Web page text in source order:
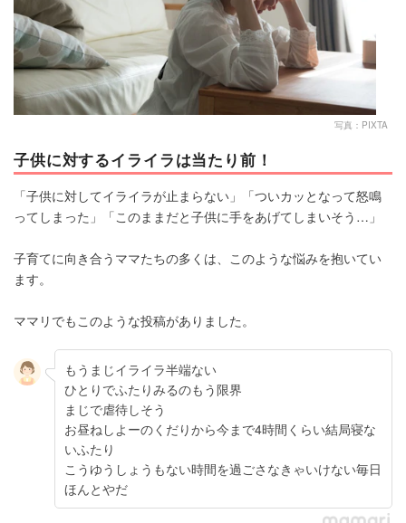
写真：PIXTA
子供に対するイライラは当たり前！
「子供に対してイライラが止まらない」「ついカッとなって怒鳴
ってしまった」「このままだと子供に手をあげてしまいそう…」
子育てに向き合うママたちの多くは、このような悩みを抱いてい
ます。
ママリでもこのような投稿がありました。
もうまじイライラ半端ない
ひとりでふたりみるのもう限界
まじで虐待しそう
お昼ねしよーのくだりから今まで4時間くらい結局寝な
いふたり
こうゆうしょうもない時間を過ごさなきゃいけない毎日
ほんとやだ